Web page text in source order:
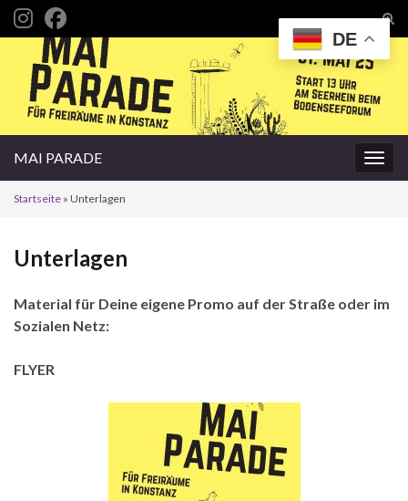
Search for:
MAI PARADE
Startseite » Unterlagen
Unterlagen
Material für Deine eigene Promo auf der Straße oder im
Sozialen Netz:
FLYER
DE